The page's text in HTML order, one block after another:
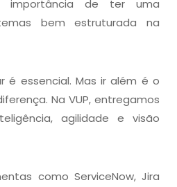
de ter uma
bem estruturada na
é essencial. Mas ir além é o
Na VUP, entregamos
agilidade e visão
como ServiceNow, Jira